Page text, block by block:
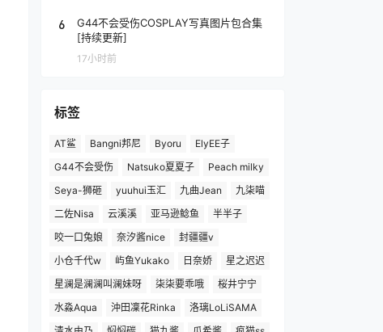
6
G44不会受伤COSPLAY写真图片包合集
[持续更新]
17小时前
标签
AT鲨 Bangni邦尼 Byoru
ElyEE子
G44不会受伤
Natsuko夏夏子
Peach milky
Seya-狮砸
yuuhui玉汇 九曲Jean
九柒喵
二佐Nisa
云溪溪 亚马逊鲶鱼
半半子
咬一口兔娘
奈汐酱nice
封疆疆v
小仓千代w
屿鱼Yukako 日奈娇
星之迟迟
星澜是澜澜叫澜妹呀
柒柒要乖哦
桜井宁宁
水淼Aqua
沖田凜花Rinka
洛璃LoLiSAMA